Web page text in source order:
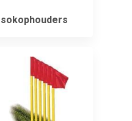
sokophouders